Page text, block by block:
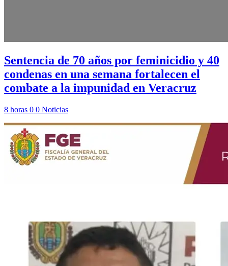
Sentencia de 70 años por feminicidio y 40
condenas en una semana fortalecen el
combate a la impunidad en Veracruz
8 horas 0 0 Noticias